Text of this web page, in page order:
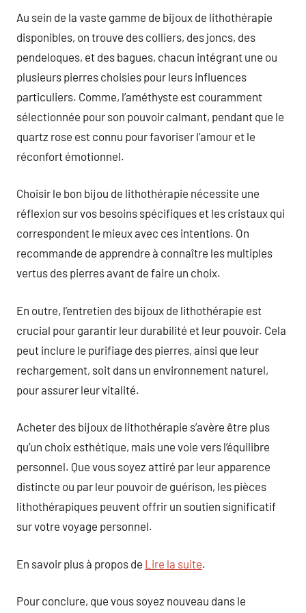
Au sein de la vaste gamme de bijoux de lithothérapie
disponibles, on trouve des colliers, des joncs, des
pendeloques, et des bagues, chacun intégrant une ou
plusieurs pierres choisies pour leurs influences
particuliers. Comme, l’améthyste est couramment
sélectionnée pour son pouvoir calmant, pendant que le
quartz rose est connu pour favoriser l’amour et le
réconfort émotionnel.
Choisir le bon bijou de lithothérapie nécessite une
réflexion sur vos besoins spécifiques et les cristaux qui
correspondent le mieux avec ces intentions. On
recommande de apprendre à connaître les multiples
vertus des pierres avant de faire un choix.
En outre, l’entretien des bijoux de lithothérapie est
crucial pour garantir leur durabilité et leur pouvoir. Cela
peut inclure le purifiage des pierres, ainsi que leur
rechargement, soit dans un environnement naturel,
pour assurer leur vitalité.
Acheter des bijoux de lithothérapie s’avère être plus
qu’un choix esthétique, mais une voie vers l’équilibre
personnel. Que vous soyez attiré par leur apparence
distincte ou par leur pouvoir de guérison, les pièces
lithothérapiques peuvent offrir un soutien significatif
sur votre voyage personnel.
En savoir plus à propos de Lire la suite.
Pour conclure, que vous soyez nouveau dans le